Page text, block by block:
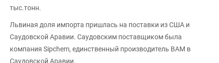
тыс.тонн.
Львиная доля импорта пришлась на поставки из США и
Саудовской Аравии. Саудовским поставщиком была
компания Sipchem, единственный производитель ВАМ в
Саудовской Аравии.